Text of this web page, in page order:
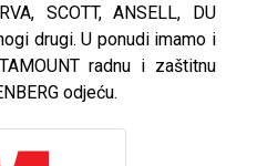
SCOTT, ANSELL, DU
drugi. U ponudi imamo i
radnu i zaštitnu
odjeću.